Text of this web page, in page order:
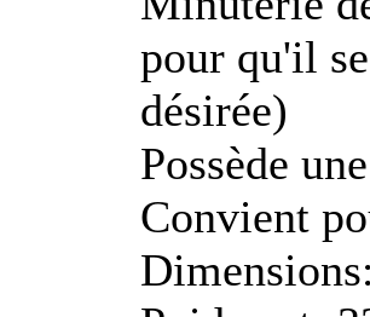
pour qu'il
désirée)
Possède
Convient